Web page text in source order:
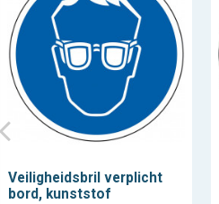
Veiligheidsbril verplicht
bord, kunststof